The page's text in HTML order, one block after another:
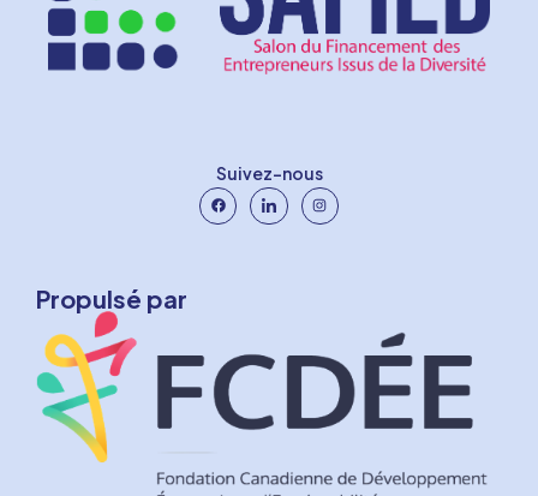
Suivez-nous
Propulsé par